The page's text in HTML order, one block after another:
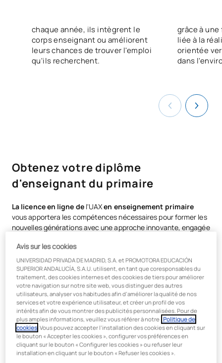
chaque année, ils intègrent le
corps enseignant ou améliorent
leurs chances de trouver l'emploi
qu'ils recherchent.
grâce à
liée à la
orientée
dans
Obtenez votre diplôme
d'enseignant du primaire
La licence en ligne de l'UAXen enseignement primaire
vous apportera les compétences nécessaires pour former les
nouvelles générations avec une approche innovante, engagée
Tout au long du programme, vous acquerrez les compétences
nécessaires pour relever les défis de la classe du XXIe siècle,
en travaillant avecdes méthodologies actives telles que
l’Agile Learningou la gamification, intégrées dans un
programme d’études adapté aux exigences réelles du
système éducatif.
Vous aurez la possibilité despécialiser votre formation
grâce à 6 parcours avec une mention spécifique, qui vous
permettront d’orienter votre profil vers les domaines avec
lesquels vous vous identifiez le plus :
Avis sur les cookies
UNIVERSIDAD PRIVADA DE MADRID, S.A. et PROMOTORA EDUCACIÓN
SUPERIOR ANDALUCÍA, S.A.U. utilisent, en tant que coresponsables du
traitement, des cookies internes et des cookies de tiers pour améliorer
votre navigation sur notre site web, vous distinguer des autres
utilisateurs, analyser vos habitudes afin d’améliorer la qualité de nos
services et votre expérience utilisateur, et créer un profil de vos
intérêts afin de vous montrer des publicités personnalisées. Pour de
plus amples informations, veuillez vous référer à notre Politique de
cookies . Vous pouvez accepter l’installation des cookies en cliquant sur
le bouton « Accepter les cookies », configurer vos préférences en
cliquant sur le bouton « Configurer les cookies » ou refuser leur
installation en cliquant sur le bouton « Refuser les cookies ».